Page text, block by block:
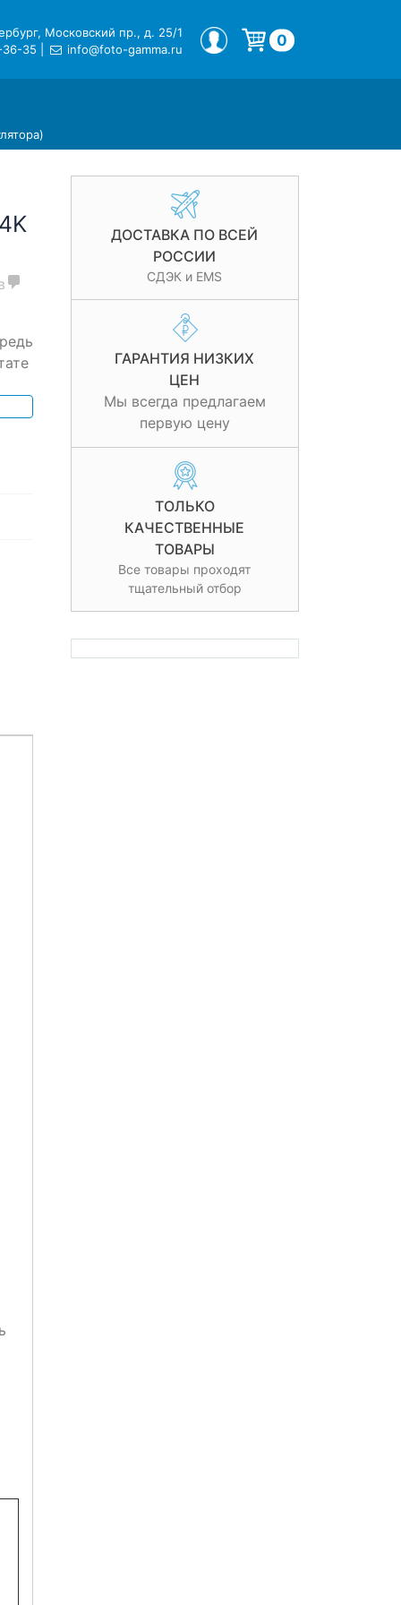
Московский пр., д. 25/1
36-35
info@foto-gamma.ru
МОЙ ПРОФИЛЬ 0
ДОСТАВКА ПО ВСЕЙ
РОССИИ
СДЭК и EMS
ГАРАНТИЯ НИЗКИХ
ЦЕН
Мы всегда предлагаем
первую цену
ТОЛЬКО
КАЧЕСТВЕННЫЕ
ТОВАРЫ
Все товары проходят
тщательный отбор